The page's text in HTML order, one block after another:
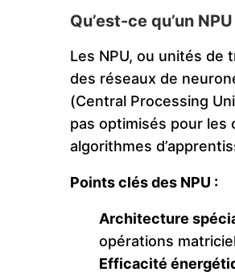
Qu’est-ce qu’un
Les NPU, ou unités
des réseaux de
(Central Processing
pas optimisés pour les
algorithmes
Points clés des NPU :
Architecture
opérations
Efficacité